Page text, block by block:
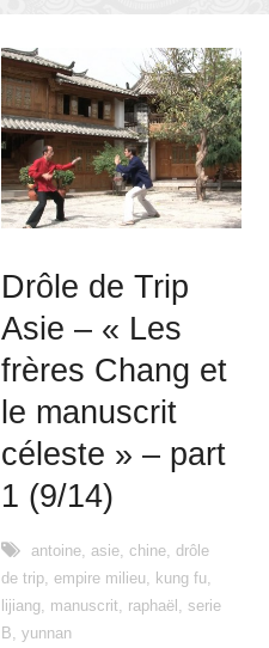
Drôle de Trip
Asie – « Les
frères Chang et
le manuscrit
céleste » – part
1 (9/14)
antoine asie chine drôle
de trip empire milieu kung fu
lijiang
manuscrit raphaël
serie
B yunnan